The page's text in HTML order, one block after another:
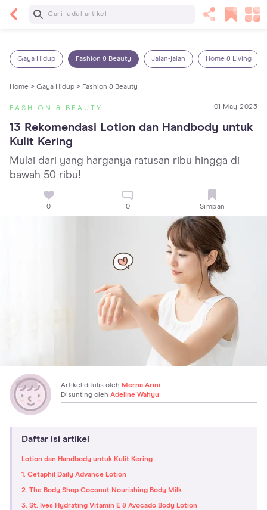
Baca Selanjutnya
Gaya Hidup Fashion & Beauty Jalan-jalan Home & Living
Home > Gaya Hidup > Fashion & Beauty
FASHION & BEAUTY 01 May 2023
13 Rekomendasi Lotion dan Handbody untuk
Kulit Kering
Mulai dari yang harganya ratusan ribu hingga di
bawah 50 ribu!
0 0 Simpan
Artikel ditulis oleh Merna Arini
Disunting oleh Adeline Wahyu
Daftar isi artikel
Lotion dan Handbody untuk Kulit Kering
1. Cetaphil Daily Advance Lotion
2. The Body Shop Coconut Nourishing Body Milk
3. St. Ives Hydrating Vitamin E & Avocado Body Lotion